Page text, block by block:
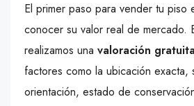
El primer paso para vender tu piso
conocer su valor real de mercado.
realizamos una valoración
factores como la ubicación exacta,
orientación, estado de